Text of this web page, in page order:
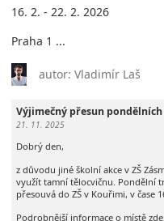
16. 2. - 22. 2. 2026
Praha 1 ...
autor: Vladimír Laš
Výjimečný přesun
21. 11. 2025
Dobrý den,
z důvodu jiné školní akce v ZŠ
využít tamní tělocvičnu. Pondělní
přesouvá do ZŠ v Kouřimi, v čase
Podrobnější informace o místě